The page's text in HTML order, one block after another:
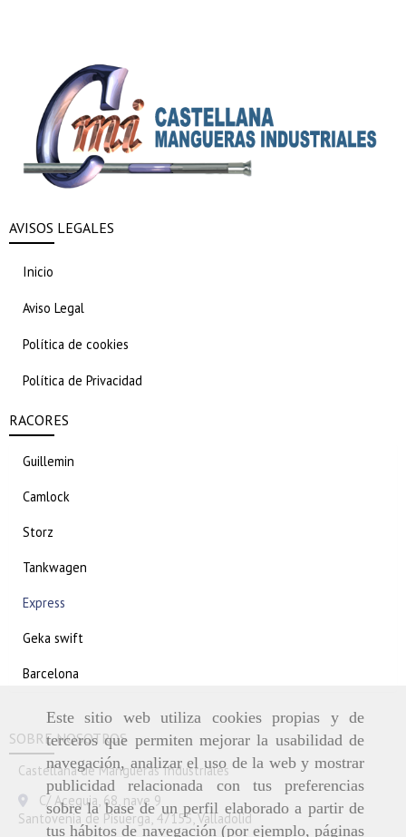
Este sitio web utiliza cookies propias y de
terceros que permiten mejorar la usabilidad de
navegación, analizar el uso de la web y mostrar
publicidad relacionada con tus preferencias
sobre la base de un perfil elaborado a partir de
tus hábitos de navegación (por ejemplo, páginas
AVISOS LEGALES
Inicio
Aviso Legal
Política de cookies
Política de Privacidad
RACORES
Guillemin
Camlock
Storz
Tankwagen
Express
Geka swift
Barcelona
SOBRE NOSOTROS
Castellana de Mangueras Industriales
C/ Acequia, 68, nave 9
Santovenia de Pisuerga,47155,Valladolid